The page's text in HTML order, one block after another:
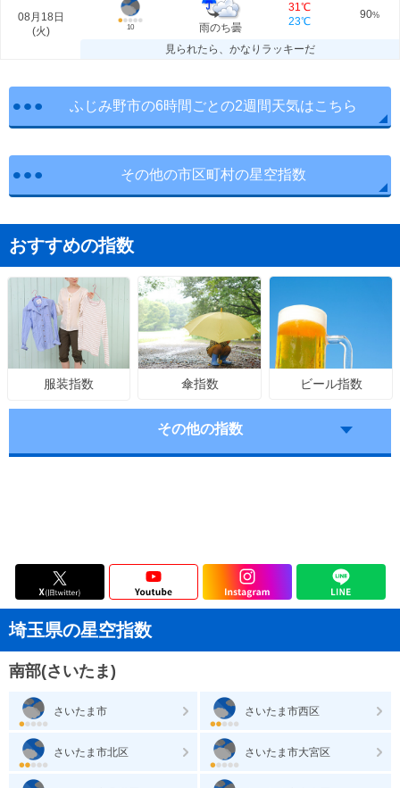
08月18日
(火) 10 雨のち曇
31℃
23℃
90%
見られたら、かなりラッキーだ
ふじみ野市の6時間ごとの2週間天気はこちら
その他の市区町村の星空指数
おすすめの指数
服装指数 傘指数 ビール指数
その他の指数
埼玉県の星空指数
南部(さいたま)
さいたま市 さいたま市西区
さいたま市北区 さいたま市大宮区